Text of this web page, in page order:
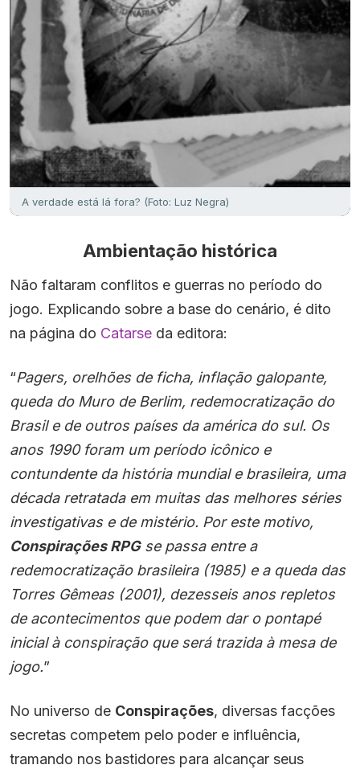
A verdade está lá fora? (Foto: Luz Negra)
Ambientação histórica
Não faltaram conflitos e guerras no período do
jogo. Explicando sobre a base do cenário, é dito
na página do Catarse da editora:
“Pagers, orelhões de ficha, inflação galopante,
queda do Muro de Berlim, redemocratização do
Brasil e de outros países da américa do sul. Os
anos 1990 foram um período icônico e
contundente da história mundial e brasileira, uma
década retratada em muitas das melhores séries
investigativas e de mistério. Por este motivo,
Conspirações RPGse passa entre a
redemocratização brasileira (1985) e a queda das
Torres Gêmeas (2001), dezesseis anos repletos
de acontecimentos que podem dar o pontapé
inicial à conspiração que será trazida à mesa de
jogo.”
No universo de Conspirações, diversas facções
secretas competem pelo poder e influência,
tramando nos bastidores para alcançar seus